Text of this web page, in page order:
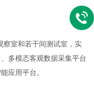
察室和若干间测试室，实
多模态客观数据采集平台
应用平台。